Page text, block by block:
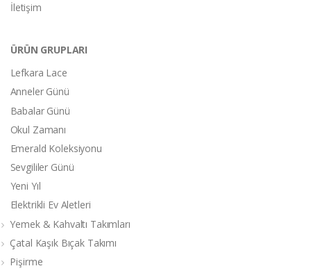
İletişim
ÜRÜN GRUPLARI
Lefkara Lace
Anneler Günü
Babalar Günü
Okul Zamanı
Emerald Koleksiyonu
Sevgililer Günü
Yeni Yıl
Elektrikli Ev Aletleri
Yemek & Kahvaltı Takımları
Çatal Kaşık Bıçak Takımı
Pişirme